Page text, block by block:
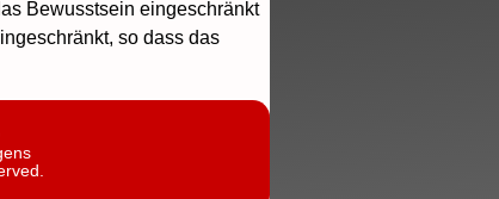
Bewusstsein eingeschränkt
so dass das